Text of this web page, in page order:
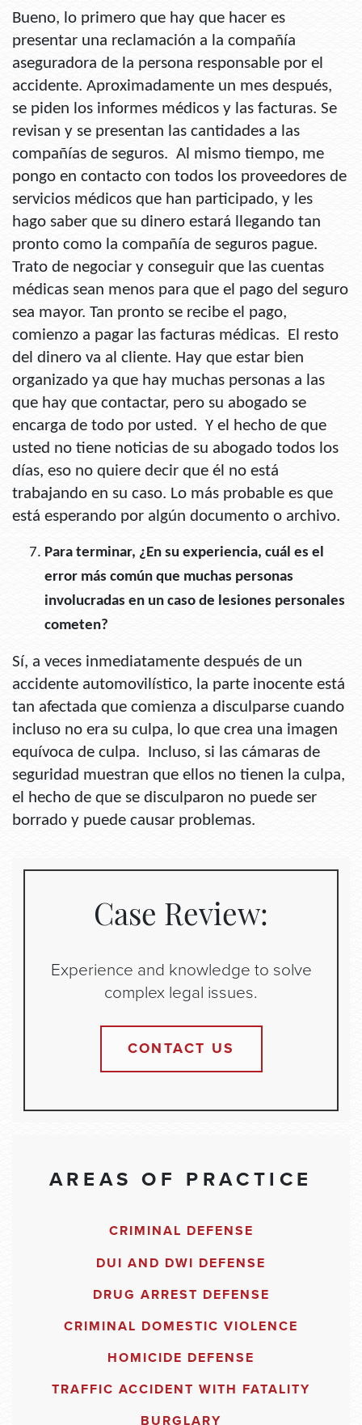
Bueno, lo primero que hay que hacer es
presentar una reclamación a la compañía
aseguradora de la persona responsable por el
accidente. Aproximadamente un mes después,
se piden los informes médicos y las facturas. Se
revisan y se presentan las cantidades a las
compañías de seguros. Al mismo tiempo, me
pongo en contacto con todos los proveedores de
servicios médicos que han participado, y les
hago saber que su dinero estará llegando tan
pronto como la compañía de seguros pague.
Trato de negociar y conseguir que las cuentas
médicas sean menos para que el pago del seguro
sea mayor. Tan pronto se recibe el pago,
comienzo a pagar las facturas médicas. El resto
del dinero va al cliente. Hay que estar bien
organizado ya que hay muchas personas a las
que hay que contactar, pero su abogado se
encarga de todo por usted. Y el hecho de que
usted no tiene noticias de su abogado todos los
días, eso no quiere decir que él no está
trabajando en su caso. Lo más probable es que
está esperando por algún documento o archivo.
Para terminar, ¿En su experiencia, cuál es el
error más común que muchas personas
involucradas en un caso de lesiones personales
cometen?
Sí, a veces inmediatamente después de un
accidente automovilístico, la parte inocente está
tan afectada que comienza a disculparse cuando
incluso no era su culpa, lo que crea una imagen
equívoca de culpa. Incluso, si las cámaras de
seguridad muestran que ellos no tienen la culpa,
el hecho de que se disculparon no puede ser
borrado y puede causar problemas.
Case Review:
Experience and knowledge to solve
complex legal issues.
CONTACT US
AREAS OF PRACTICE
CRIMINAL DEFENSE
DUI AND DWI DEFENSE
DRUG ARREST DEFENSE
CRIMINAL DOMESTIC VIOLENCE
HOMICIDE DEFENSE
TRAFFIC ACCIDENT WITH FATALITY
BURGLARY